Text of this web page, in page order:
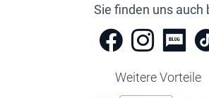
Sie finden uns auch
Weitere Vorteile